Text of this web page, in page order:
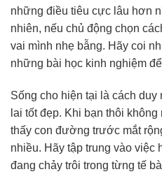
những điều tiêu cực lâu hơn
nhiên, nếu chủ động chọn
vai mình nhẹ bẫng. Hãy coi
những bài học kinh nghiệm
Sống cho hiện tại là cách
lai tốt đẹp. Khi bạn thôi
thấy con đường trước mắt
nhiều. Hãy tập trung vào việc
đang chảy trôi trong từng tế